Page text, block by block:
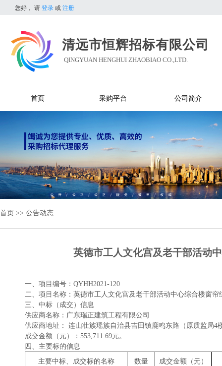
您好， 请 登录 或 注册
清远市恒辉招标有限公司
QINGYUAN HENGHUI ZHAOBIAO CO.,LTD.
首页 采购平台 公司简介
首页 >> 公告动态
英德市工人文化宫及老干部活动
一、项目编号： QYHH2021-120
二、项目名称： 英德市工人文化宫及老干部活动中心综合楼窗帘
三、中标（成交）信息
供应商名称：广东瑞正建筑工程有限公司
供应商地址：
连山壮族瑶族自治县吉田镇鹿鸣东路（原质监局4
成交金额（元）： 553,711.69元。
四、主要标的信息
主要中标、成交标的名称
数量 成交金额（元）